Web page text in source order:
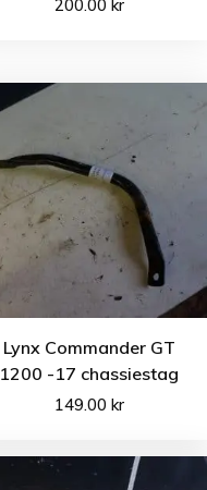
200.00 kr
Lynx Commander GT
1200 -17 chassiestag
149.00 kr